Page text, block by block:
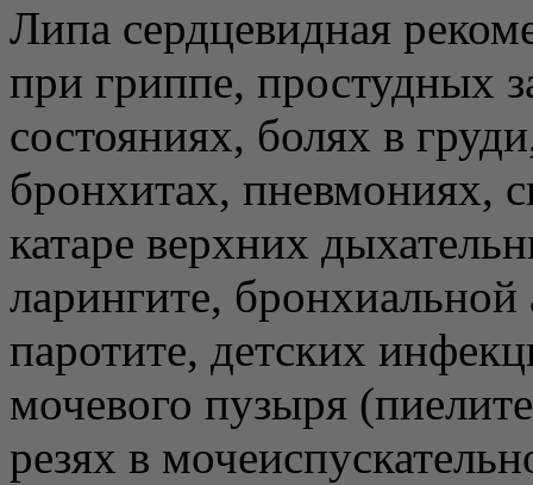
Липа сердцевидная
при гриппе, простудных
состояниях, болях в
бронхитах, пневмониях,
катаре верхних
ларингите, бронхиальной
паротите, детских
мочевого пузыря
резях в